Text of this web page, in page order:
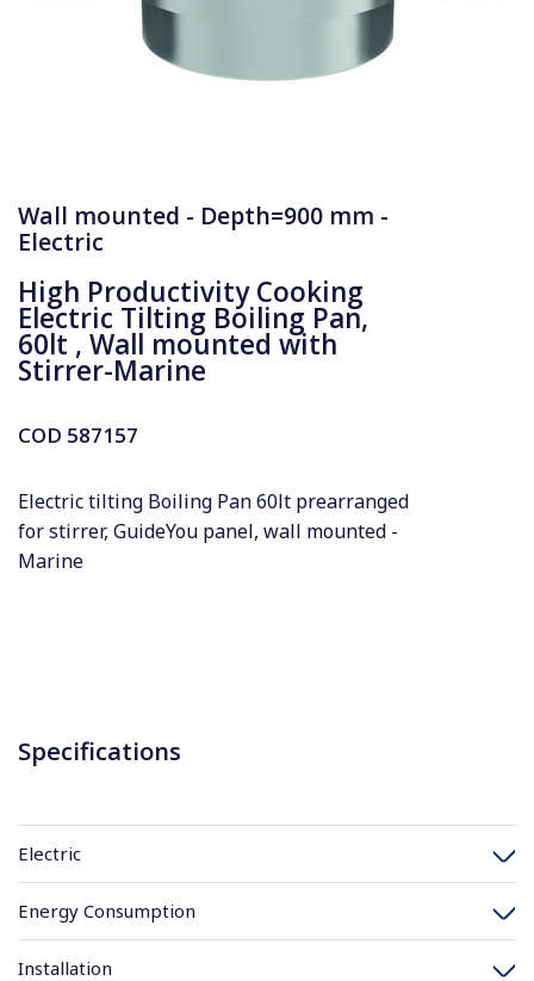
Wall mounted - Depth=900 mm -
Electric
High Productivity Cooking
Electric Tilting Boiling Pan,
60lt , Wall mounted with
Stirrer-Marine
COD 587157
Electric tilting Boiling Pan 60lt prearranged
for stirrer, GuideYou panel, wall mounted -
Marine
Specifications
Electric
Energy Consumption
Installation